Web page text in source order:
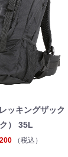
ッキングザック
） 35L
（税込）